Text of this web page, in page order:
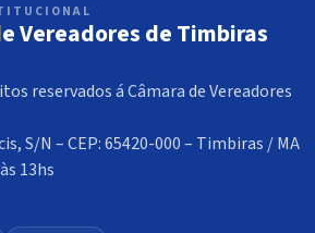
Vereadores de Timbiras
reservados á Câmara de Vereadores
S/N – CEP: 65420-000 – Timbiras / MA
13hs